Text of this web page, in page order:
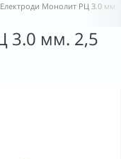
Електроди Монолит РЦ 3.0 мм.
3.0 мм. 2,5